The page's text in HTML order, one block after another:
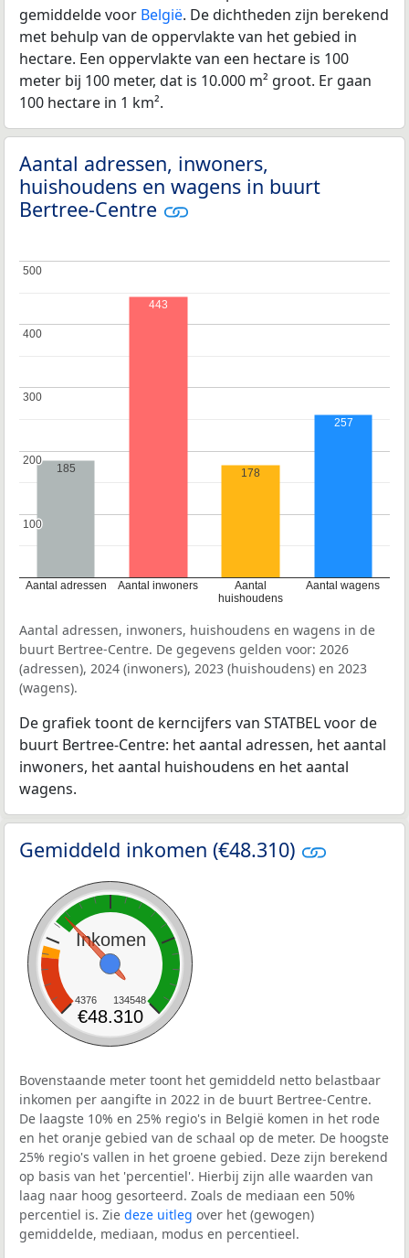
gemiddelde voor België. De dichtheden zijn berekend
met behulp van de oppervlakte van het gebied in
hectare. Een oppervlakte van een hectare is 100
meter bij 100 meter, dat is 10.000 m² groot. Er gaan
100 hectare in 1 km².
Aantal adressen, inwoners,
huishoudens en wagens in buurt
Bertree-Centre
Aantal adressen Aantal inwoners
Aantal
huishoudens
Aantal wagens
100
100
200
200
300
300
400
400
500
500
185
443
178
257
Aantal adressen, inwoners, huishoudens en wagens in de
buurt Bertree-Centre. De gegevens gelden voor: 2026
(adressen), 2024 (inwoners), 2023 (huishoudens) en 2023
(wagens).
De grafiek toont de kerncijfers van STATBEL voor de
buurt Bertree-Centre: het aantal adressen, het aantal
inwoners, het aantal huishoudens en het aantal
wagens.
Gemiddeld inkomen (€48.310)
Inkomen
4376 134548
€48.310
Bovenstaande meter toont het gemiddeld netto belastbaar
inkomen per aangifte in 2022 in de buurt Bertree-Centre.
De laagste 10% en 25% regio's in België komen in het rode
en het oranje gebied van de schaal op de meter. De hoogste
25% regio's vallen in het groene gebied. Deze zijn berekend
op basis van het 'percentiel'. Hierbij zijn alle waarden van
laag naar hoog gesorteerd. Zoals de mediaan een 50%
percentiel is. Zie deze uitleg over het (gewogen)
gemiddelde, mediaan, modus en percentieel.